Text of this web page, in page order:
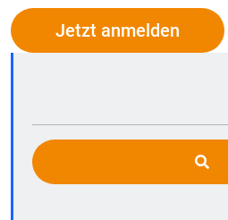
Jetzt anmelden